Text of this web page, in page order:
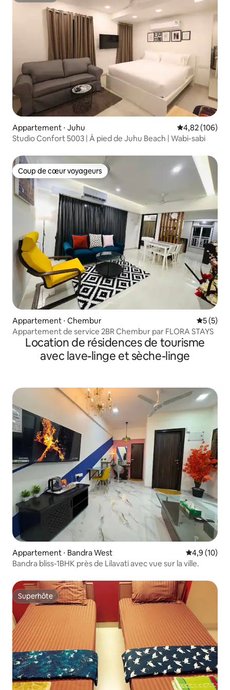
Appartement ⋅ Juhu Évaluation
4,82 (106)
Studio Confort 5003 | À pied de Juhu Beach | Wabi-sabi
Coup de cœur voyageurs
Coup de cœur voyageurs
Appartement ⋅ Chembur
5 (5)
Appartement de service 2BR Chembur par FLORA STAYS
Location de résidences de tourisme
avec lave-linge et sèche-linge
Appartement ⋅ Bandra West Évaluation
4,9 (10)
Bandra bliss-1BHK près de Lilavati avec vue sur la ville.
Superhôte
Superhôte